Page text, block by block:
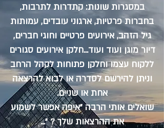
במסגרות שונות: קתדרות לתרבות,
בחברות פרטיות, ארגוני עובדים, עמותות
גיל הזהב, אירועים פרטיים וחוגי חברים,
דיור מוגן ועוד ועוד...חלקן אירועים סגורים
ללקוח עצמו וחלקן פתוחות לקהל הרחב
וניתן להירשם לסדרה או לבוא להרצאה
אחת או שניים.
שואלים אותי הרבה "איפה אפשר לשמוע
את ההרצאות שלך ? "...